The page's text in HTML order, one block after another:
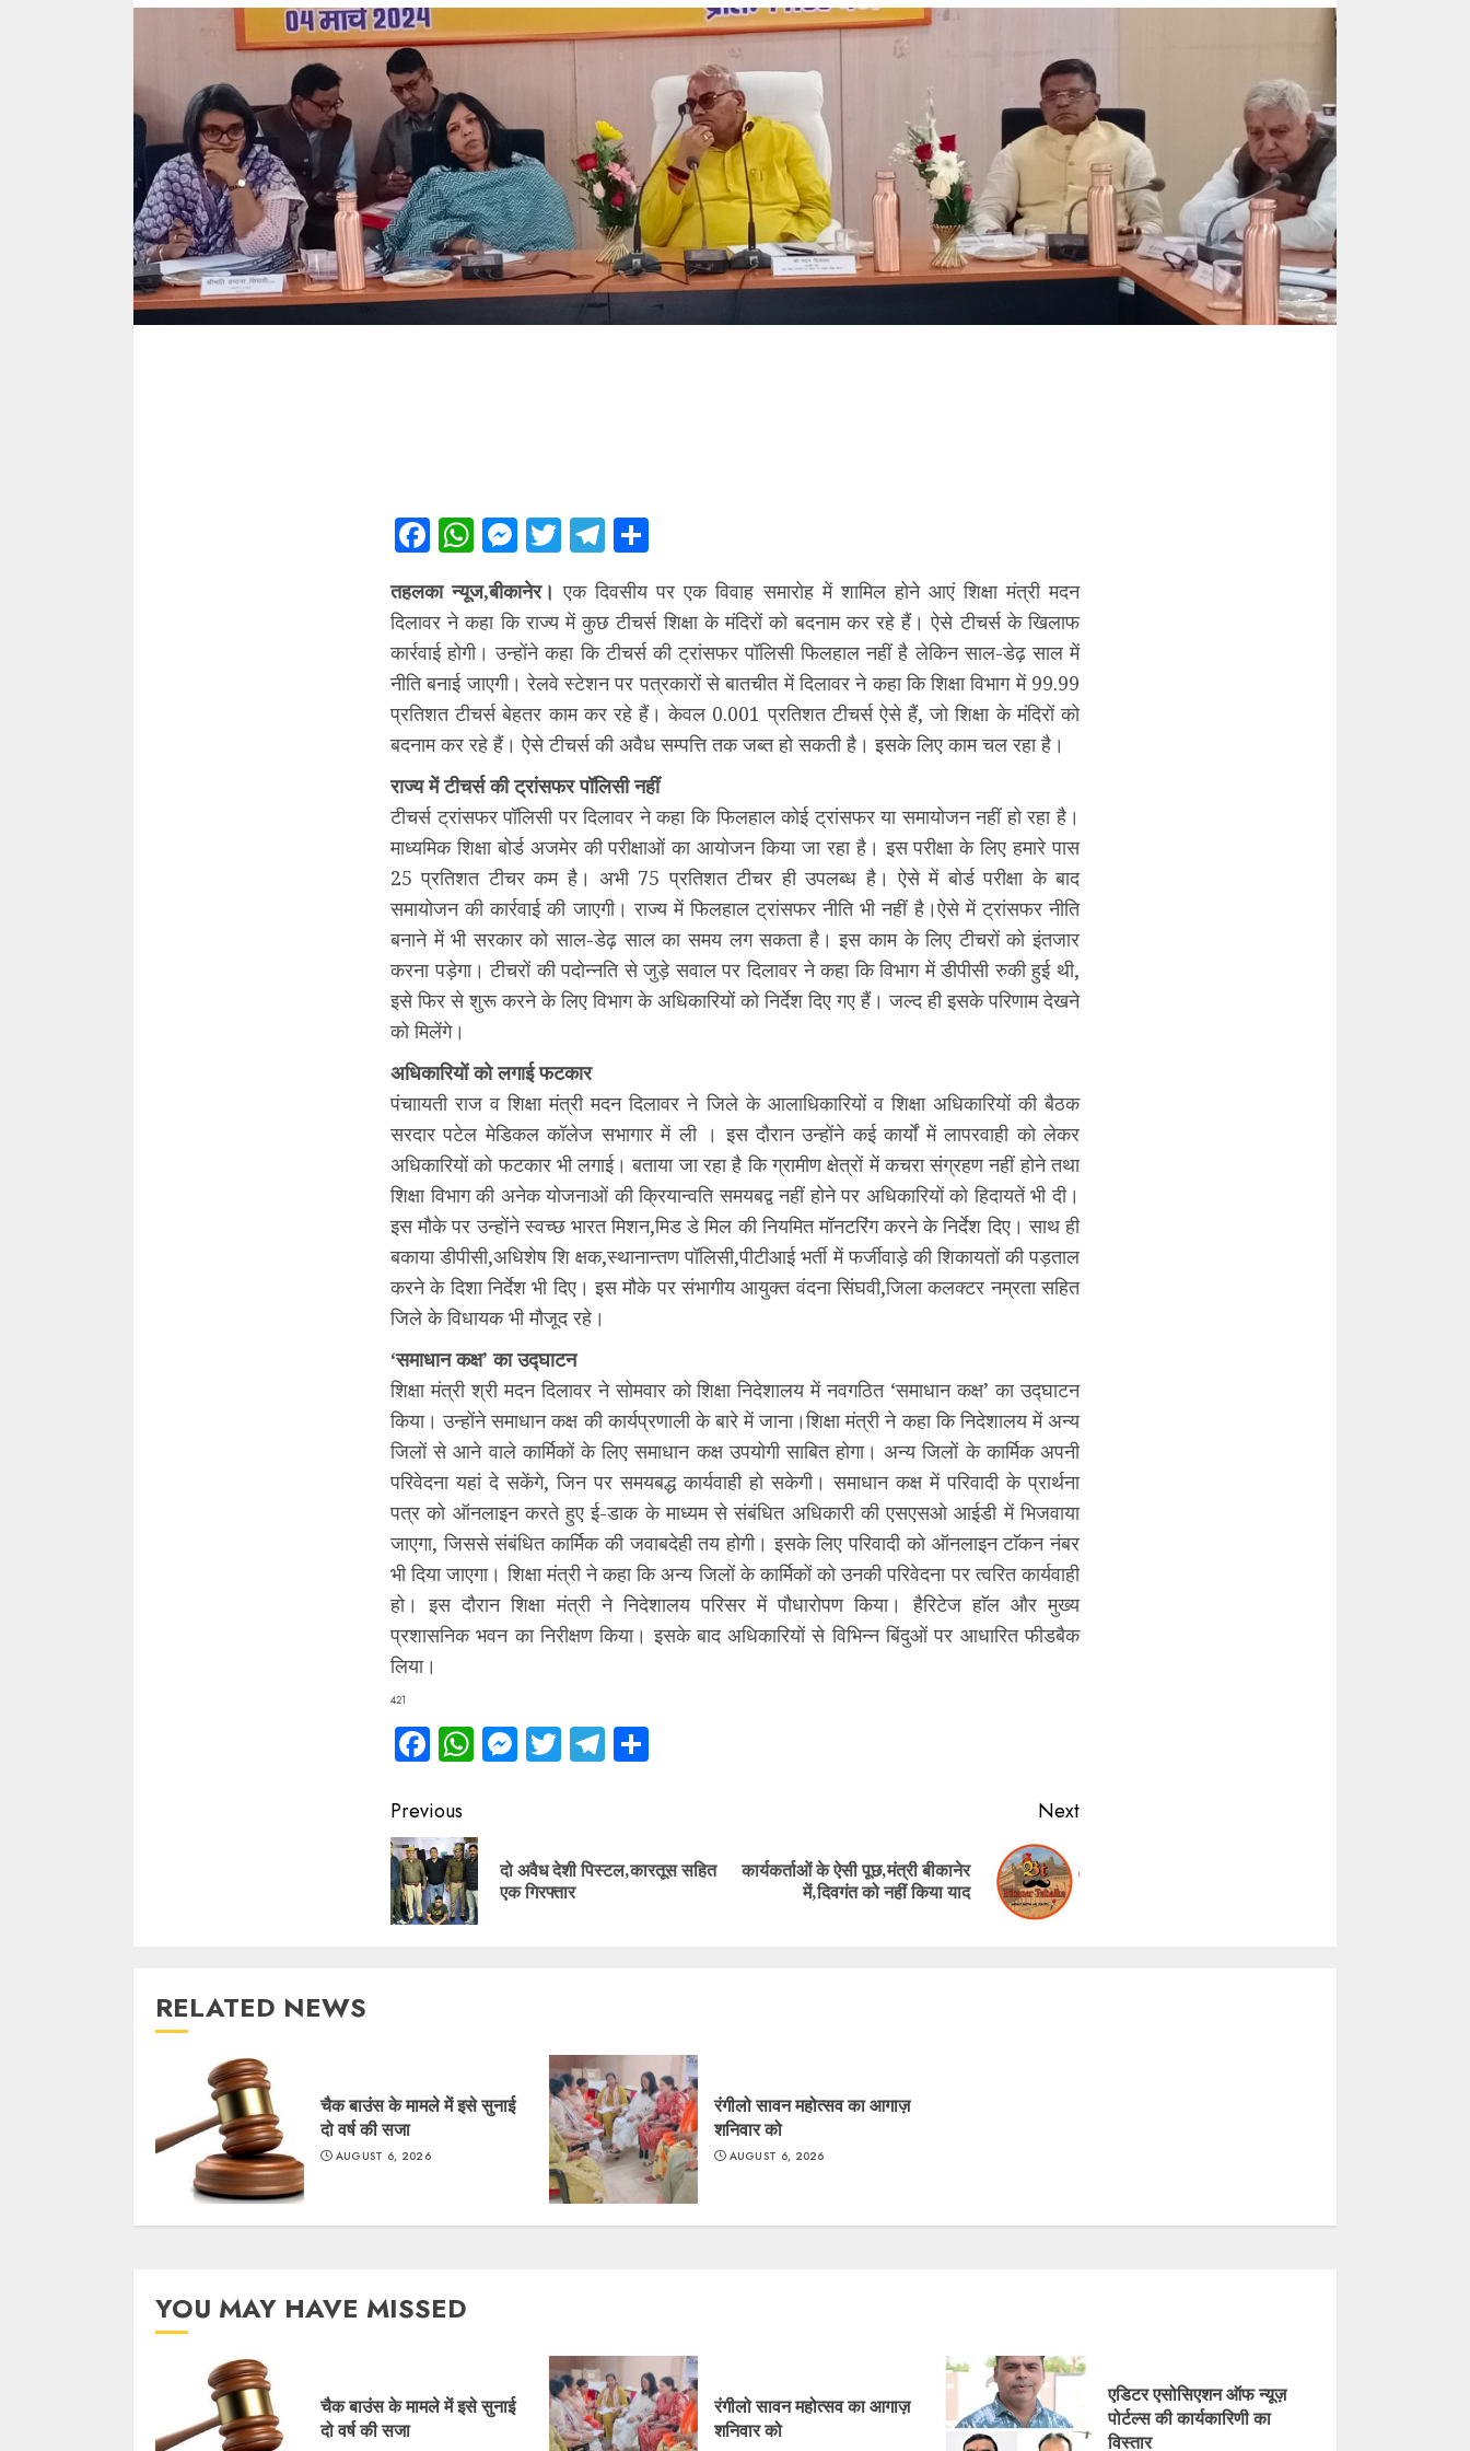
Facebook
WhatsApp
Messenger
TwitterTelegram
तहलका न्यूज,बीकानेर। एक दिवसीय पर एक विवाह समारोह में शामिल होने आएं शिक्षा मंत्री मदन
दिलावर ने कहा कि राज्य में कुछ टीचर्स शिक्षा के मंदिरों को बदनाम कर रहे हैं। ऐसे टीचर्स के खिलाफ
कार्रवाई होगी। उन्होंने कहा कि टीचर्स की ट्रांसफर पॉलिसी फिलहाल नहीं है लेकिन साल-डेढ़ साल में
नीति बनाई जाएगी। रेलवे स्टेशन पर पत्रकारों से बातचीत में दिलावर ने कहा कि शिक्षा विभाग में 99.99
प्रतिशत टीचर्स बेहतर काम कर रहे हैं। केवल 0.001 प्रतिशत टीचर्स ऐसे हैं, जो शिक्षा के मंदिरों को
बदनाम कर रहे हैं। ऐसे टीचर्स की अवैध सम्पत्ति तक जब्त हो सकती है। इसके लिए काम चल रहा है।
राज्य में टीचर्स की ट्रांसफर पॉलिसी नहीं
टीचर्स ट्रांसफर पॉलिसी पर दिलावर ने कहा कि फिलहाल कोई ट्रांसफर या समायोजन नहीं हो रहा है।
माध्यमिक शिक्षा बोर्ड अजमेर की परीक्षाओं का आयोजन किया जा रहा है। इस परीक्षा के लिए हमारे पास
25 प्रतिशत टीचर कम है। अभी 75 प्रतिशत टीचर ही उपलब्ध है। ऐसे में बोर्ड परीक्षा के बाद
समायोजन की कार्रवाई की जाएगी। राज्य में फिलहाल ट्रांसफर नीति भी नहीं है।ऐसे में ट्रांसफर नीति
बनाने में भी सरकार को साल-डेढ़ साल का समय लग सकता है। इस काम के लिए टीचरों को इंतजार
करना पड़ेगा। टीचरों की पदोन्नति से जुड़े सवाल पर दिलावर ने कहा कि विभाग में डीपीसी रुकी हुई थी,
इसे फिर से शुरू करने के लिए विभाग के अधिकारियों को निर्देश दिए गए हैं। जल्द ही इसके परिणाम देखने
को मिलेंगे।
अधिकारियों को लगाई फटकार
पंचाायती राज व शिक्षा मंत्री मदन दिलावर ने जिले के आलाधिकारियों व शिक्षा अधिकारियों की बैठक
सरदार पटेल मेडिकल कॉलेज सभागार में ली । इस दौरान उन्होंने कई कार्यों में लापरवाही को लेकर
अधिकारियों को फटकार भी लगाई। बताया जा रहा है कि ग्रामीण क्षेत्रों में कचरा संग्रहण नहीं होने तथा
शिक्षा विभाग की अनेक योजनाओं की क्रियान्वति समयबद्व नहीं होने पर अधिकारियों को हिदायतें भी दी।
इस मौके पर उन्होंने स्वच्छ भारत मिशन,मिड डे मिल की नियमित मॉनटरिंग करने के निर्देश दिए। साथ ही
बकाया डीपीसी,अधिशेष शि क्षक,स्थानान्तण पॉलिसी,पीटीआई भर्ती में फर्जीवाड़े की शिकायतों की पड़ताल
करने के दिशा निर्देश भी दिए। इस मौके पर संभागीय आयुक्त वंदना सिंघवी,जिला कलक्टर नम्रता सहित
जिले के विधायक भी मौजूद रहे।
‘समाधान कक्ष’ का उद्घाटन
शिक्षा मंत्री श्री मदन दिलावर ने सोमवार को शिक्षा निदेशालय में नवगठित ‘समाधान कक्ष’ का उद्घाटन
किया। उन्होंने समाधान कक्ष की कार्यप्रणाली के बारे में जाना।शिक्षा मंत्री ने कहा कि निदेशालय में अन्य
जिलों से आने वाले कार्मिकों के लिए समाधान कक्ष उपयोगी साबित होगा। अन्य जिलों के कार्मिक अपनी
परिवेदना यहां दे सकेंगे, जिन पर समयबद्ध कार्यवाही हो सकेगी। समाधान कक्ष में परिवादी के प्रार्थना
पत्र को ऑनलाइन करते हुए ई-डाक के माध्यम से संबंधित अधिकारी की एसएसओ आईडी में भिजवाया
जाएगा, जिससे संबंधित कार्मिक की जवाबदेही तय होगी। इसके लिए परिवादी को ऑनलाइन टाॅकन नंबर
भी दिया जाएगा। शिक्षा मंत्री ने कहा कि अन्य जिलों के कार्मिकों को उनकी परिवेदना पर त्वरित कार्यवाही
हो। इस दौरान शिक्षा मंत्री ने निदेशालय परिसर में पौधारोपण किया। हैरिटेज हाॅल और मुख्य
प्रशासनिक भवन का निरीक्षण किया। इसके बाद अधिकारियों से विभिन्न बिंदुओं पर आधारित फीडबैक
लिया।
421
Facebook
WhatsApp
Messenger
TwitterTelegram
Continue
Reading
Previous
Previous
दो अवैध देशी पिस्टल,कारतूस सहित
एक गिरफ्तार
Next
Next
कार्यकर्ताओं के ऐसी पूछ,मंत्री बीकानेर
में,दिवगंत को नहीं किया याद
RELATED NEWS
चैक बाउंस के मामले में इसे सुनाई
दो वर्ष की सजा
AUGUST 6, 2026
रंगीलो सावन महोत्सव का आगाज़
शनिवार को
AUGUST 6, 2026
YOU MAY HAVE MISSED
चैक बाउंस के मामले में इसे सुनाई
दो वर्ष की सजा
रंगीलो सावन महोत्सव का आगाज़
शनिवार को
एडिटर एसोसिएशन ऑफ न्यूज़
पोर्टल्स की कार्यकारिणी का
विस्तार